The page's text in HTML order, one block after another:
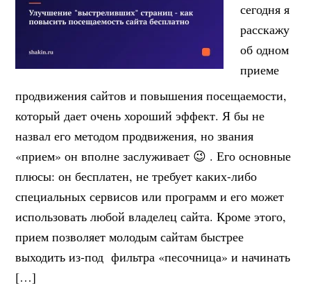
сегодня я
расскажу
об одном
приеме
продвижения сайтов и повышения посещаемости,
который дает очень хороший эффект. Я бы не
назвал его методом продвижения, но звания
«прием» он вполне заслуживает 😉 . Его основные
плюсы: он бесплатен, не требует каких-либо
специальных сервисов или программ и его может
использовать любой владелец сайта. Кроме этого,
прием позволяет молодым сайтам быстрее
выходить из-под фильтра «песочница» и начинать
[…]